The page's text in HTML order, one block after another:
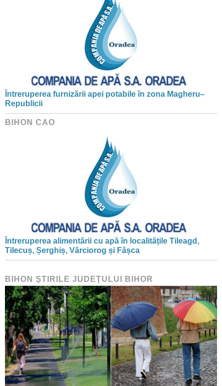
Întreruperea furnizării apei potabile în zona Magheru–
Republicii
BIHON CAO
Întreruperea alimentării cu apă în localitățile Tileagd,
Tilecuș, Șerghiș, Vârciorog și Fâșca
BIHON ŞTIRILE JUDEŢULUI BIHOR